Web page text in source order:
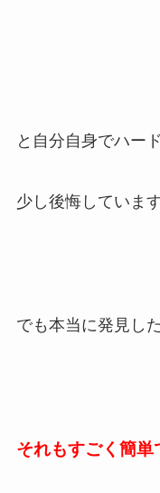
と自分自身でハー
少し後悔しています
でも本当に発見し
それもすごく簡単